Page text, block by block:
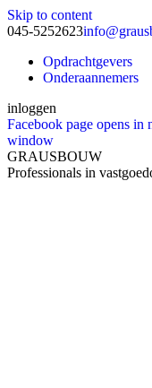
Skip to content
045-5252623
Opdrachtgevers
Onderaannemers
inloggen
Facebook page opens
window
GRAUSBOUW
Professionals in